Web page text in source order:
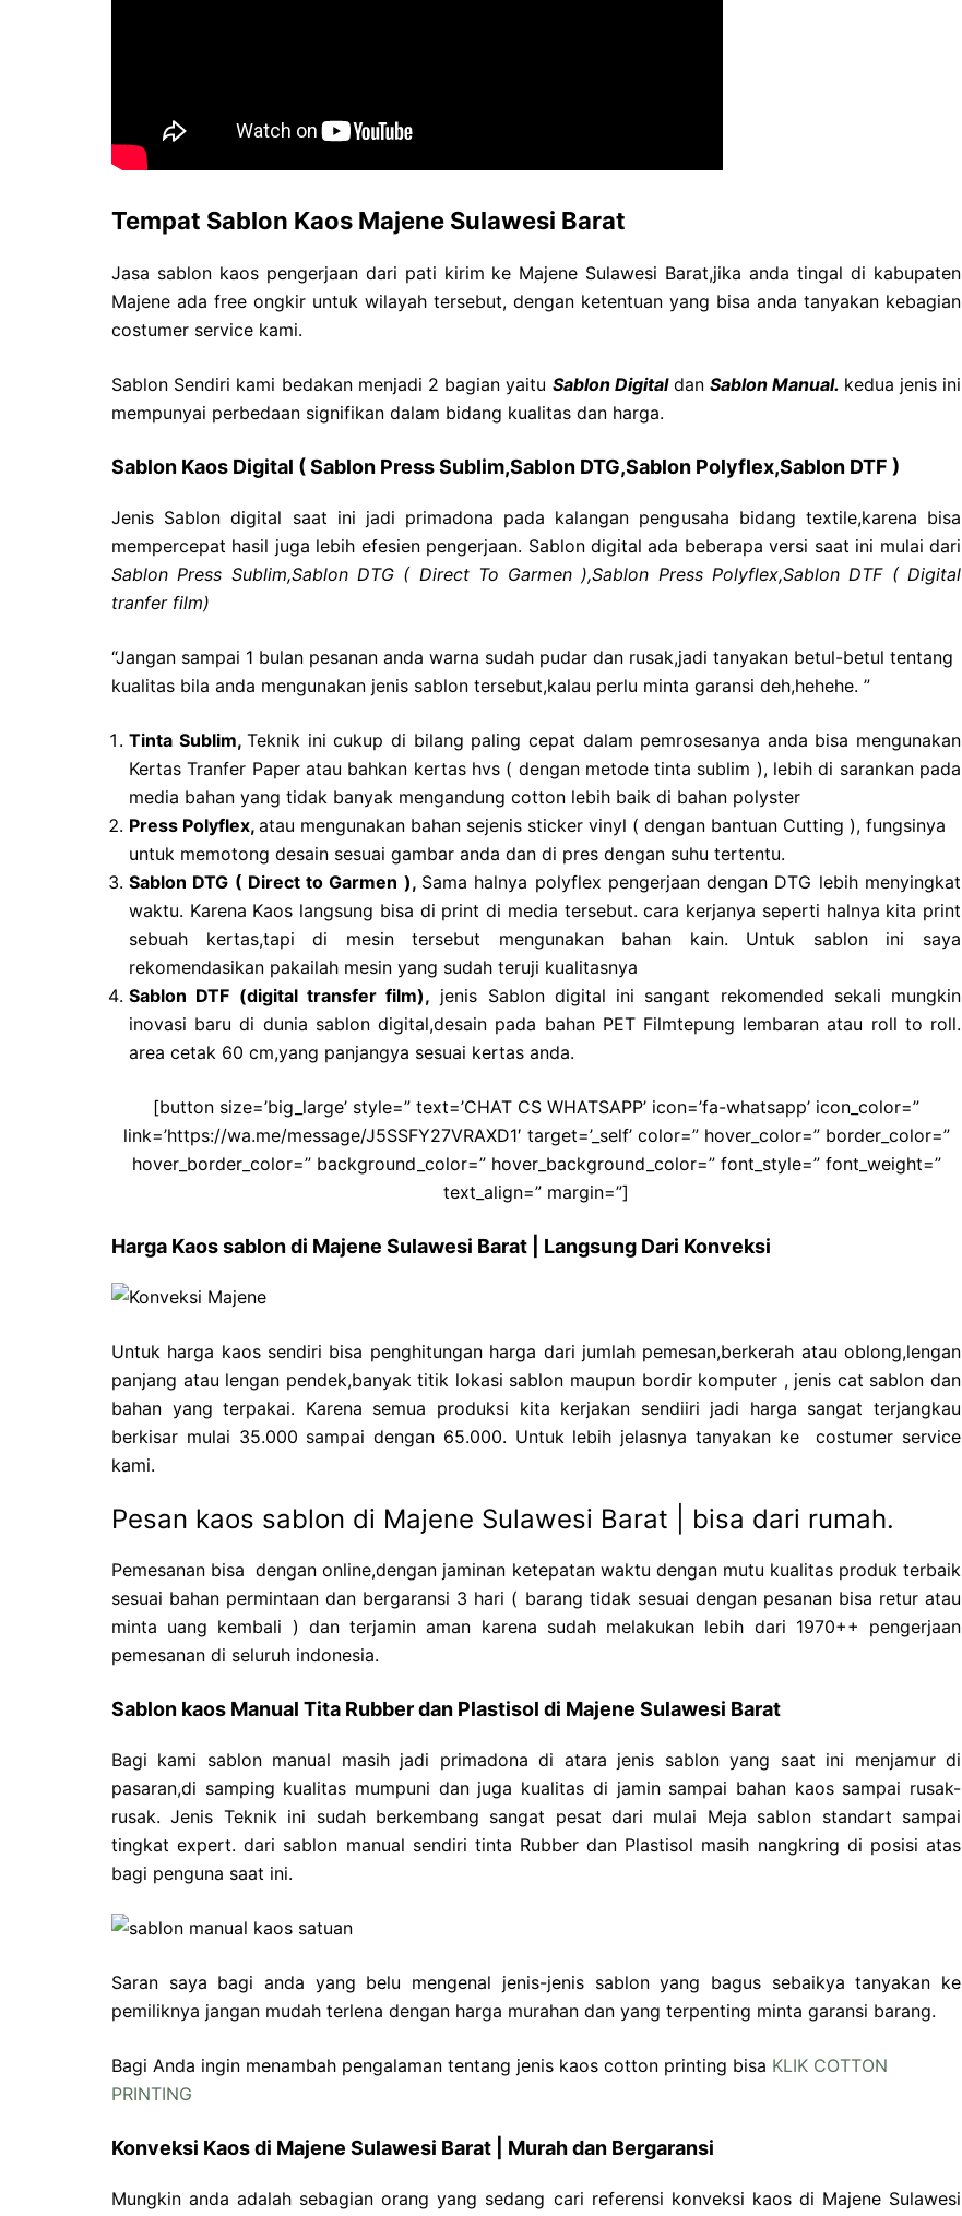
Tempat Sablon Kaos Majene Sulawesi Barat
Jasa sablon kaos pengerjaan dari pati kirim ke Majene Sulawesi Barat,jika anda tingal di kabupaten
Majene ada free ongkir untuk wilayah tersebut, dengan ketentuan yang bisa anda tanyakan kebagian
costumer service kami.
Sablon Sendiri kami bedakan menjadi 2 bagian yaitu Sablon DigitaldanSablon Manual. kedua jenis ini
mempunyai perbedaan signifikan dalam bidang kualitas dan harga.
Sablon Kaos Digital ( Sablon Press Sublim,Sablon DTG,Sablon Polyflex,Sablon DTF )
Jenis Sablon digital saat ini jadi primadona pada kalangan pengusaha bidang textile,karena bisa
mempercepat hasil juga lebih efesien pengerjaan. Sablon digital ada beberapa versi saat ini mulai dari
Sablon Press Sublim,Sablon DTG ( Direct To Garmen ),Sablon Press Polyflex,Sablon DTF ( Digital
tranfer film)
“Jangan sampai 1 bulan pesanan anda warna sudah pudar dan rusak,jadi tanyakan betul-betul tentang
kualitas bila anda mengunakan jenis sablon tersebut,kalau perlu minta garansi deh,hehehe. ”
Tinta Sublim,Teknik ini cukup di bilang paling cepat dalam pemrosesanya anda bisa mengunakan
Kertas Tranfer Paper atau bahkan kertas hvs ( dengan metode tinta sublim ), lebih di sarankan pada
media bahan yang tidak banyak mengandung cotton lebih baik di bahan polyster
Press Polyflex, atau mengunakan bahan sejenis sticker vinyl ( dengan bantuan Cutting ), fungsinya
untuk memotong desain sesuai gambar anda dan di pres dengan suhu tertentu.
Sablon DTG ( Direct to Garmen ), Sama halnya polyflex pengerjaan dengan DTG lebih menyingkat
waktu. Karena Kaos langsung bisa di print di media tersebut. cara kerjanya seperti halnya kita print
sebuah kertas,tapi di mesin tersebut mengunakan bahan kain. Untuk sablon ini saya
rekomendasikan pakailah mesin yang sudah teruji kualitasnya
Sablon DTF (digital transfer film), jenis Sablon digital ini sangant rekomended sekali mungkin
inovasi baru di dunia sablon digital,desain pada bahan PET Filmtepung lembaran atau roll to roll.
area cetak 60 cm,yang panjangya sesuai kertas anda.
[button size=’big_large’ style=” text=’CHAT CS WHATSAPP’ icon=’fa-whatsapp’ icon_color=”
link=’https://wa.me/message/J5SSFY27VRAXD1′ target=’_self’ color=” hover_color=” border_color=”
hover_border_color=” background_color=” hover_background_color=” font_style=” font_weight=”
text_align=” margin=”]
Harga Kaos sablon di Majene Sulawesi Barat | Langsung Dari Konveksi
Untuk harga kaos sendiri bisa penghitungan harga dari jumlah pemesan,berkerah atau oblong,lengan
panjang atau lengan pendek,banyak titik lokasi sablon maupun bordir komputer , jenis cat sablon dan
bahan yang terpakai. Karena semua produksi kita kerjakan sendiiri jadi harga sangat terjangkau
berkisar mulai 35.000 sampai dengan 65.000. Untuk lebih jelasnya tanyakan ke costumer service
kami.
Pesan kaos sablon di Majene Sulawesi Barat | bisa dari rumah.
Pemesanan bisa dengan online,dengan jaminan ketepatan waktu dengan mutu kualitas produk terbaik
sesuai bahan permintaan dan bergaransi 3 hari ( barang tidak sesuai dengan pesanan bisa retur atau
minta uang kembali ) dan terjamin aman karena sudah melakukan lebih dari 1970++ pengerjaan
pemesanan di seluruh indonesia.
Sablon kaos Manual Tita Rubber dan Plastisol di Majene Sulawesi Barat
Bagi kami sablon manual masih jadi primadona di atara jenis sablon yang saat ini menjamur di
pasaran,di samping kualitas mumpuni dan juga kualitas di jamin sampai bahan kaos sampai rusak-
rusak. Jenis Teknik ini sudah berkembang sangat pesat dari mulai Meja sablon standart sampai
tingkat expert. dari sablon manual sendiri tinta Rubber dan Plastisol masih nangkring di posisi atas
bagi penguna saat ini.
Saran saya bagi anda yang belu mengenal jenis-jenis sablon yang bagus sebaikya tanyakan ke
pemiliknya jangan mudah terlena dengan harga murahan dan yang terpenting minta garansi barang.
Bagi Anda ingin menambah pengalaman tentang jenis kaos cotton printing bisa KLIK COTTON
PRINTING
Konveksi Kaos di Majene Sulawesi Barat | Murah dan Bergaransi
Mungkin anda adalah sebagian orang yang sedang cari referensi konveksi kaos di Majene Sulawesi